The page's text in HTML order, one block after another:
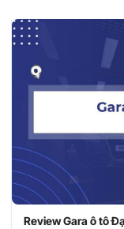
Review Gara ô tô